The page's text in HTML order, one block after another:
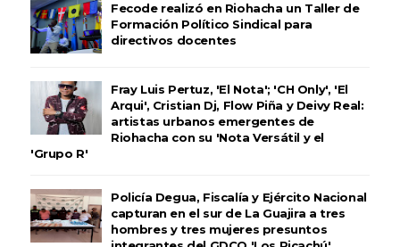
Fecode realizó en Riohacha un Taller de
Formación Político Sindical para
directivos docentes
Fray Luis Pertuz, 'El Nota'; 'CH Only', 'El
Arqui', Cristian Dj, Flow Piña y Deivy Real:
artistas urbanos emergentes de
Riohacha con su 'Nota Versátil y el
'Grupo R'
Policía Degua, Fiscalía y Ejército Nacional
capturan en el sur de La Guajira a tres
hombres y tres mujeres presuntos